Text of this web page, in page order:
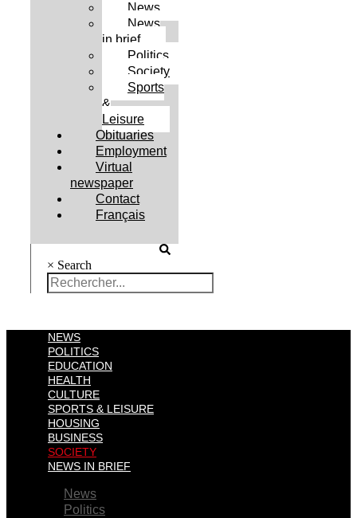
News
News
in brief
Politics
Society
Sports
&
Leisure
Obituaries
Employment
Virtual
newspaper
Contact
Français
× Search
NEWS
POLITICS
EDUCATION
HEALTH
CULTURE
SPORTS & LEISURE
HOUSING
BUSINESS
SOCIETY
NEWS IN BRIEF
News
Politics